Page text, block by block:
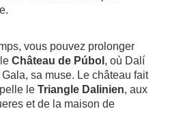
vous pouvez prolonger
Château de Púbol , où Dalí
sa muse. Le château fait
le Triangle Dalinien, aux
et de la maison de